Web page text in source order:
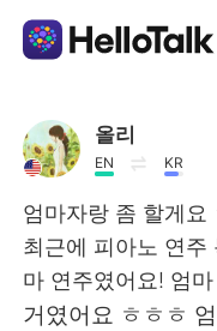
Language
AI Grammar
English
올리
EN KR
엄마자랑 좀 할게요
최근에 피아노 연주
마 연주였어요! 엄
거였어요 ㅎㅎㅎ